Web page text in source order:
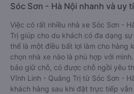
Sóc Sơn - Hà Nội nhanh và uy
Việc có rất nhiều nhà xe Sóc Sơn -
Trị giúp cho du khách có đa dạng
thể là một điều bất lợi làm cho hàng
chọn nhà xe nào là phù hợp với
bảo giữ chỗ, có được chỗ ngồi yêu
Vĩnh Linh - Quảng Trị từ Sóc Sơn -
khách hàng sau khi đặt trực tiếp